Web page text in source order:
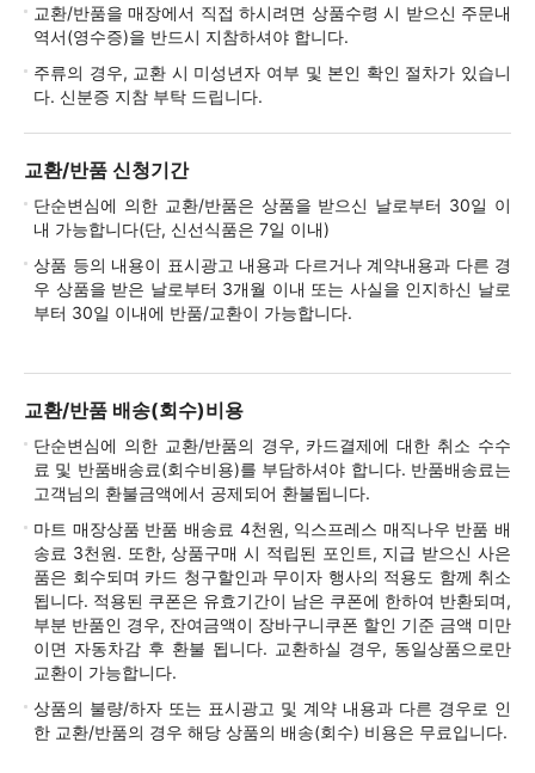
교환/반품을 매장에서 직접 하시려면 상품수령 시 받으신 주문내
역서(영수증)을 반드시 지참하셔야 합니다.
주류의 경우, 교환 시 미성년자 여부 및 본인 확인 절차가 있습니
다. 신분증 지참 부탁 드립니다.
교환/반품 신청기간
단순변심에 의한 교환/반품은 상품을 받으신 날로부터 30일 이
내 가능합니다(단, 신선식품은 7일 이내)
상품 등의 내용이 표시광고 내용과 다르거나 계약내용과 다른 경
우 상품을 받은 날로부터 3개월 이내 또는 사실을 인지하신 날로
부터 30일 이내에 반품/교환이 가능합니다.
교환/반품 배송(회수)비용
단순변심에 의한 교환/반품의 경우, 카드결제에 대한 취소 수수
료 및 반품배송료(회수비용)를 부담하셔야 합니다. 반품배송료는
고객님의 환불금액에서 공제되어 환불됩니다.
마트 매장상품 반품 배송료 4천원, 익스프레스 매직나우 반품 배
송료 3천원. 또한, 상품구매 시 적립된 포인트, 지급 받으신 사은
품은 회수되며 카드 청구할인과 무이자 행사의 적용도 함께 취소
됩니다. 적용된 쿠폰은 유효기간이 남은 쿠폰에 한하여 반환되며,
부분 반품인 경우, 잔여금액이 장바구니쿠폰 할인 기준 금액 미만
이면 자동차감 후 환불 됩니다. 교환하실 경우, 동일상품으로만
교환이 가능합니다.
상품의 불량/하자 또는 표시광고 및 계약 내용과 다른 경우로 인
한 교환/반품의 경우 해당 상품의 배송(회수) 비용은 무료입니다.